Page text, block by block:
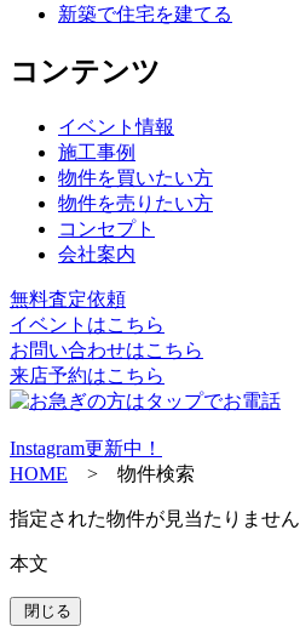
新築で住宅を建てる
コンテンツ
イベント情報
施工事例
物件を買いたい方
物件を売りたい方
コンセプト
会社案内
無料査定依頼
イベントはこちら
お問い合わせはこちら
来店予約はこちら
Instagram更新中！
HOME > 物件検索
指定された物件が見当たりません
本文
閉じる